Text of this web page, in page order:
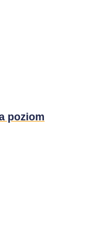
poziom